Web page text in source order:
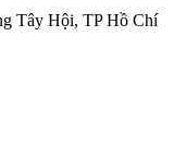
Tây Hội, TP Hồ Chí